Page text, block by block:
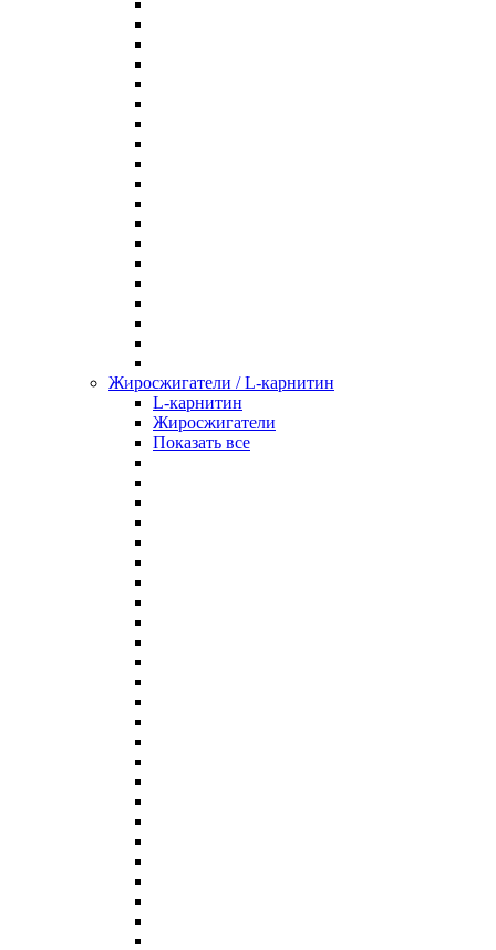
Жиросжигатели / L-карнитин
L-карнитин
Жиросжигатели
Показать все